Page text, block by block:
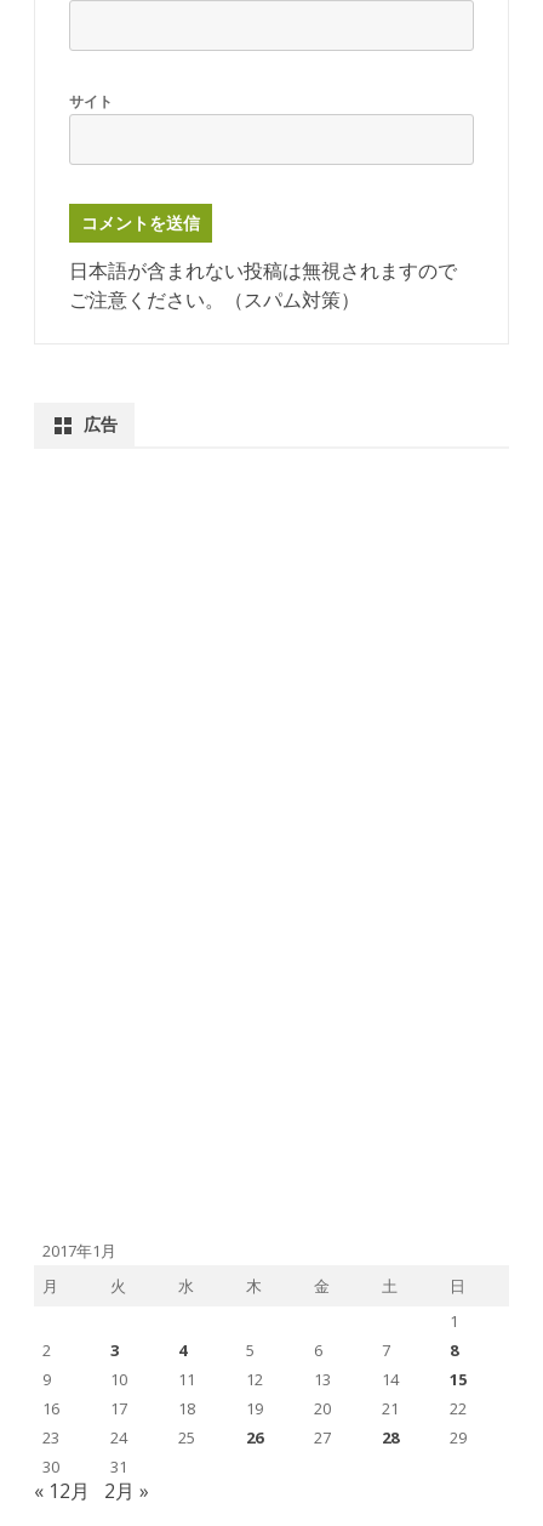
サイト
日本語が含まれない投稿は無視されますので
ご注意ください。（スパム対策）
広告
2017年1月
月
火 水 木 金 土
日
1
2
3 4 5 6 7
8
9
10 11 12 13 14
15
16
17 18 19 20 21
22
23
24 25 26 27 28
29
30
31
« 12月 2月 »